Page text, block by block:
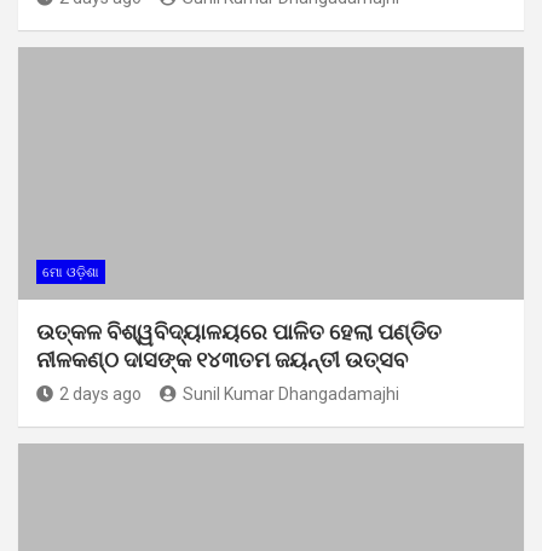
ମୋ ଓଡ଼ିଶା
ଉତ୍କଳ ବିଶ୍ୱବିଦ୍ୟାଳୟରେ ପାଳିତ ହେଲା ପଣ୍ଡିତ
ନୀଳକଣ୍ଠ ଦାସଙ୍କ ୧୪୩ତମ ଜୟନ୍ତୀ ଉତ୍ସବ
2 days ago Sunil Kumar Dhangadamajhi